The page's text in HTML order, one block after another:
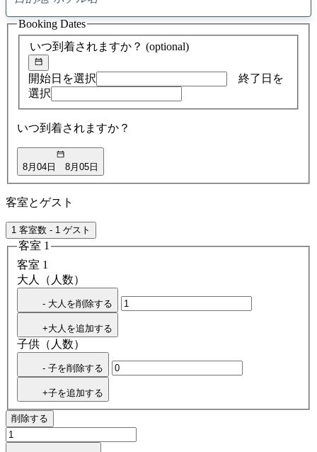
ア
ド
バ
イ
検
索
いつ到着されますか？ (optional)
開始日を選択
終了日を
選択
いつ到着されますか？
8月04日 8月05日
Booking Dates
客室とゲスト
1 客室数 - 1 ゲスト
客室 1
客室 1
大人（人数）
- 大人を削除する
+大人を追加する
子供（人数）
- 子を削除する
+子を追加する
削除する